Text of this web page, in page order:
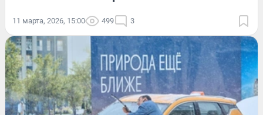
11 марта, 2026, 15:00 499 3